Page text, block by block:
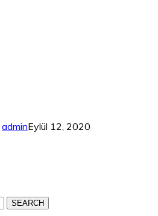
adminEylül 12, 2020
SEARCH